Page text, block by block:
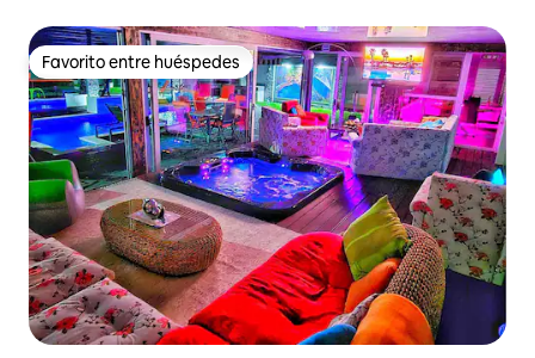
Favorito entre huéspedes
Favorito entre huéspedes